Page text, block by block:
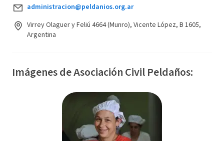
administracion@peldanios.org.ar
Virrey Olaguer y Feliú 4664 (Munro), Vicente López, B 1605,
Argentina
Imágenes de Asociación Civil Peldaños: